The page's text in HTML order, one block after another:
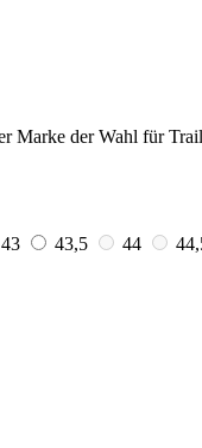
Marke der Wahl für
43 43,5 44